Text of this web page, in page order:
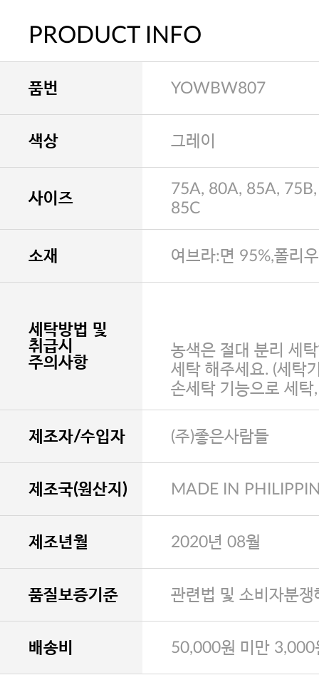
PRODUCT INFO
품번 YOWBW807
색상 그레이
사이즈
75A, 80A, 85A,
85C
소재 여브라:면 95%,폴리
세탁방법 및
취급시
주의사항
농색은 절대 분리 세
세탁 해주세요. (세탁
손세탁 기능으로 세탁
제조자/수입자 (주)좋은사람들
제조국(원산지) MADE IN
제조년월 2020년 08월
품질보증기준 관련법 및 소비자분
배송비 50,000원 미만 3,000